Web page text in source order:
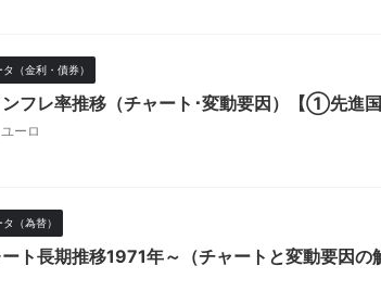
（金利・債券）
フレ率推移（チャート･変動要因）【①先進国
ユーロ
（為替）
ート長期推移1971年～（チャートと変動要因の